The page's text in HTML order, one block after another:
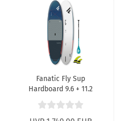
Fanatic Fly Sup
Hardboard 9.6 + 11.2